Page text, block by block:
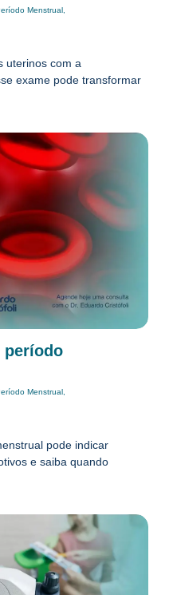
Menstrual
uterinos com a
exame pode transformar
período
Menstrual
pode indicar
e saiba quando